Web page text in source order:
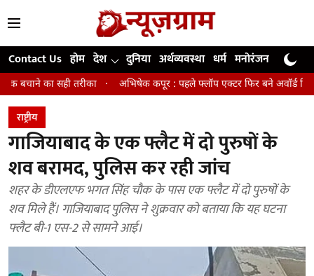
Contact Us होम देश दुनिया अर्थव्यवस्था धर्म मनोरंजन खेल
अभिषेक कपूर : पहले फ्लॉप एक्टर फिर बने अवॉर्ड विनिंग डायरेक्टर
राष्ट्रीय
गाजियाबाद के एक फ्लैट में दो पुरुषों के
शव बरामद, पुलिस कर रही जांच
शहर के डीएलएफ भगत सिंह चौक के पास एक फ्लैट में दो पुरुषों के
शव मिले हैं। गाजियाबाद पुलिस ने शुक्रवार को बताया कि यह घटना
फ्लैट बी-1 एस-2 से सामने आई।